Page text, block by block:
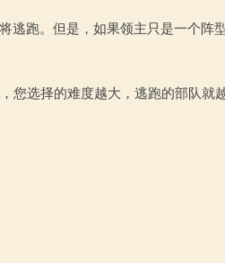
逃跑。但是，如果领主只是一个阵
您选择的难度越大，逃跑的部队就